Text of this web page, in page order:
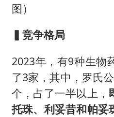
图）
▍竞争格局
2023年，有9种生物
了3家，其中，罗氏
个，占了一半以上，
托珠、利妥昔和帕妥